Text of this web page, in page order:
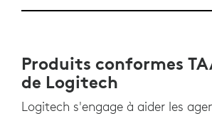
Produits conformes
de Logitech
Logitech s'engage à aider les